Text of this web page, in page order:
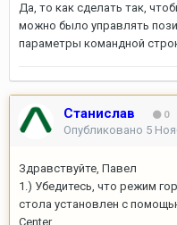
Да, то как сделать так,
можно было управлять
параметры командной
Станислав 0
Опубликовано 5
Здравствуйте, Павел
1.) Убедитесь, что режим
стола установлен с
Center